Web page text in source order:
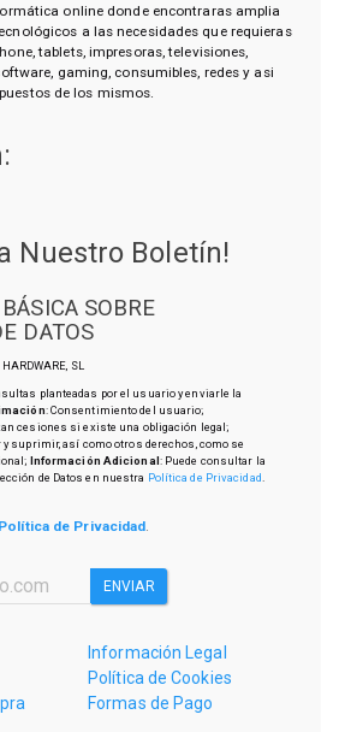
online donde encontraras amplia
a las necesidades que requieras
tablets, impresoras, televisiones,
gaming, consumibles, redes y asi
de los mismos.
Nuestro Boletín!
SOBRE
DATOS
SL
planteadas por el usuario y enviarle la
: Consentimiento del usuario;
cesiones si existe una obligación legal;
y suprimir, así como otros derechos, como se
Información Adicional : Puede consultar la
de Datos en nuestra Política de Privacidad.
Política de Privacidad
ENVIAR
Información Legal
Política de Cookies
Formas de Pago